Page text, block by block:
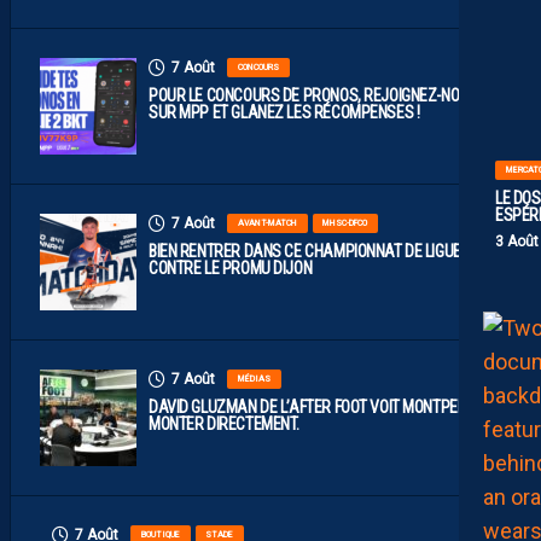
LE
3
7 Août CONCOURS
POUR LE CONCOURS DE PRONOS, REJOIGNEZ-NOUS
SUR MPP ET GLANEZ LES RÉCOMPENSES !
7 Août AVANT-MATCH MHSC-DFCO
BIEN RENTRER DANS CE CHAMPIONNAT DE LIGUE 2
CONTRE LE PROMU DIJON
7 Août MÉDIAS
DAVID GLUZMAN DE L’AFTER FOOT VOIT MONTPELLIER
MONTER DIRECTEMENT.
7 Août BOUTIQUE STADE